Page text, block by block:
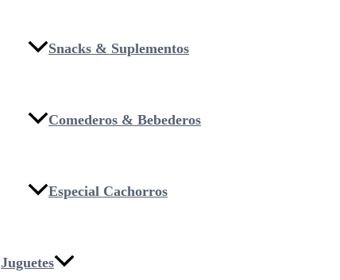
Snacks & Suplementos
Comederos & Bebederos
Especial Cachorros
Juguetes